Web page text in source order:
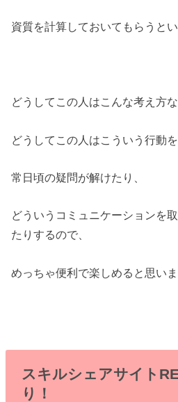
資質を計算しておいてもらうとい
どうしてこの人はこんな考え方
どうしてこの人はこういう行動
常日頃の疑問が解けたり、
どういうコミュニケーションを
たりするので、
めっちゃ便利で楽しめると思い
スキルシェアサイト
り！